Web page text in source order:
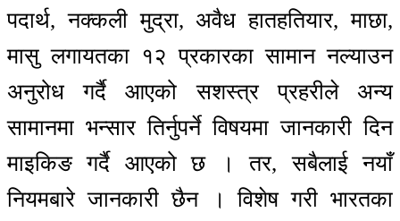
पदार्थ, नक्कली मुद्रा, अवैध हातहतियार, माछा,
मासु लगायतका १२ प्रकारका सामान नल्याउन
अनुरोध गर्दै आएको सशस्त्र प्रहरीले अन्य
सामानमा भन्सार तिर्नुपर्ने विषयमा जानकारी दिन
माइकिङ गर्दै आएको छ । तर, सबैलाई नयाँ
नियमबारे जानकारी छैन । विशेष गरी भारतका